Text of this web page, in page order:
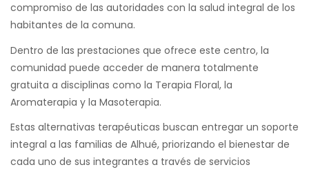
compromiso de las autoridades con la salud integral de los
habitantes de la comuna.
Dentro de las prestaciones que ofrece este centro, la
comunidad puede acceder de manera totalmente
gratuita a disciplinas como la Terapia Floral, la
Aromaterapia y la Masoterapia.
Estas alternativas terapéuticas buscan entregar un soporte
integral a las familias de Alhué, priorizando el bienestar de
cada uno de sus integrantes a través de servicios